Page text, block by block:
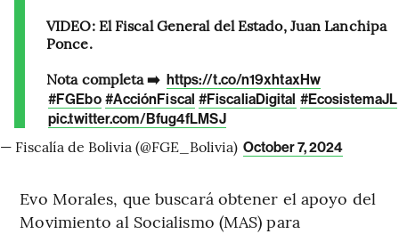
VIDEO: El Fiscal General del Estado, Juan Lanchipa
Ponce.
Nota completa ➡️ https://t.co/n19xhtaxHw
#FGEbo #AcciónFiscal #FiscaliaDigital #EcosistemaJL
pic.twitter.com/Bfug4fLMSJ
— Fiscalía de Bolivia (@FGE_Bolivia) October 7, 2024
Evo Morales, que buscará obtener el apoyo del
Movimiento al Socialismo (MAS) para